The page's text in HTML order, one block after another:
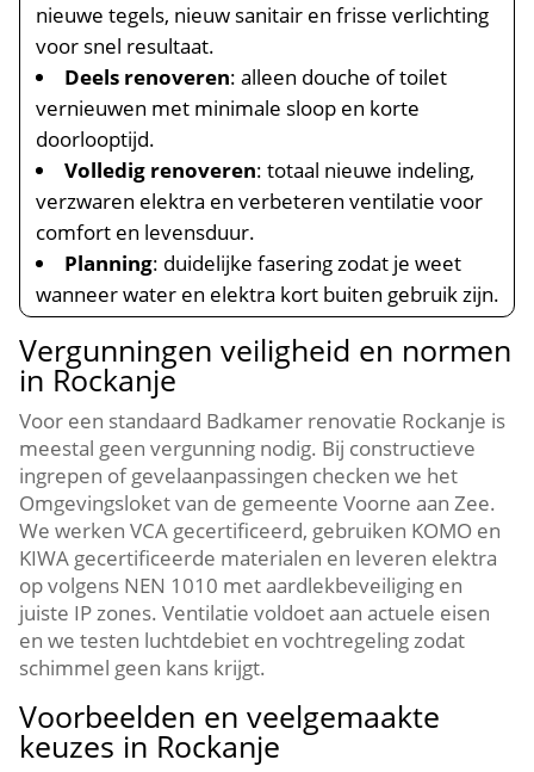
nieuwe tegels, nieuw sanitair en frisse verlichting
voor snel resultaat.​
Deels renoveren: alleen douche of toilet
vernieuwen met minimale sloop en korte
doorlooptijd.​
Volledig renoveren: totaal nieuwe indeling,
verzwaren elektra en verbeteren ventilatie voor
comfort en levensduur.​
Planning: duidelijke fasering zodat je weet
wanneer water en elektra kort buiten gebruik zijn.​
Vergunningen veiligheid en normen
in Rockanje
Voor een standaard Badkamer renovatie Rockanje is
meestal geen vergunning nodig.​ Bij constructieve
ingrepen of gevelaanpassingen checken we het
Omgevingsloket van de gemeente Voorne aan Zee.​
We werken VCA gecertificeerd, gebruiken KOMO en
KIWA gecertificeerde materialen en leveren elektra
op volgens NEN 1010 met aardlekbeveiliging en
juiste IP zones.​ Ventilatie voldoet aan actuele eisen
en we testen luchtdebiet en vochtregeling zodat
schimmel geen kans krijgt.​
Voorbeelden en veelgemaakte
keuzes in Rockanje